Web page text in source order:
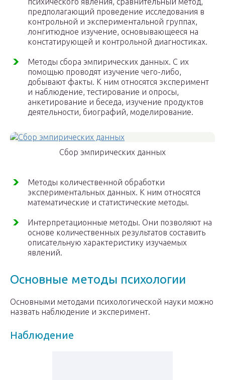
предполагающий проведение исследования в
контрольной и экспериментальной группах,
лонгитюдное изучение, основывающееся на
констатирующей и контрольной диагностиках.
Методы сбора эмпирических данных. С их
помощью проводят изучение чего-либо,
добывают факты. К ним относятся эксперимент
и наблюдение, тестирование и опросы,
анкетирование и беседа, изучение продуктов
деятельности, биографий, моделирование.
Сбор эмпирических данных
Методы количественной обработки
экспериментальных данных. К ним относятся
математические и статистические методы.
Интерпретационные методы. Они позволяют на
основе количественных результатов составить
описательную характеристику изучаемых
явлений.
Основные методы психологии
Основными методами психологической науки можно
назвать наблюдение и эксперимент.
Наблюдение